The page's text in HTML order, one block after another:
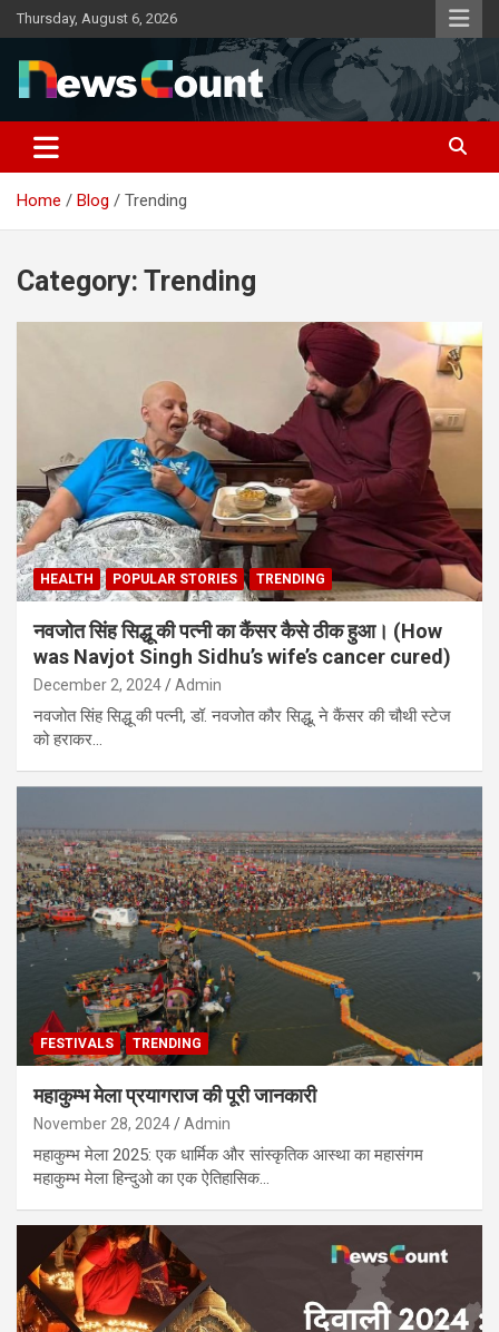
Skip
to
content
Thursday, August 6, 2026
Home Blog Trending
Category: Trending
HEALTH POPULAR STORIES TRENDING
नवजोत सिंह सिद्धू की पत्नी का कैंसर कैसे ठीक हुआ। (How
was Navjot Singh Sidhu’s wife’s cancer cured)
December 2, 2024 Admin
नवजोत सिंह सिद्धू की पत्नी, डॉ. नवजोत कौर सिद्धू, ने कैंसर की चौथी स्टेज
को हराकर…
FESTIVALS TRENDING
महाकुम्भ मेला प्रयागराज की पूरी जानकारी
November 28, 2024 Admin
महाकुम्भ मेला 2025: एक धार्मिक और सांस्कृतिक आस्था का महासंगम
महाकुम्भ मेला हिन्दुओ का एक ऐतिहासिक…